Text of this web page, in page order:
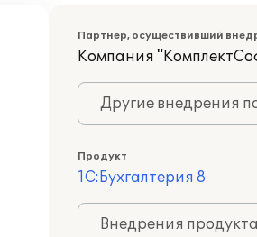
Партнер, осуществивший
Компания
Другие внедрения
Продукт
1С:Бухгалтерия 8
Внедрения